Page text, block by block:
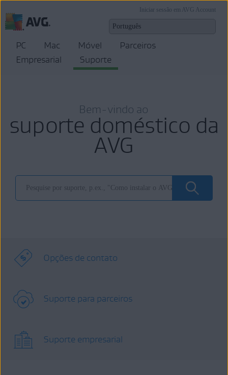
Iniciar sessão em AVG Account
PC Mac Móvel
Parceiros
Empresarial
Suporte
Bem-vindo ao
suporte doméstico da
AVG
Opções de contato
Suporte para parceiros
Suporte empresarial